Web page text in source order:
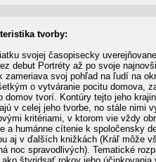
tvorby:
svojej časopisecky
debut Portréty až po svoje
zameriava svoj pohľad na ľudí na
o vytváranie pocitu domova,
domov tvorí. Kontúry tejto jeho
v celej jeho tvorbe, no stále nimi
kritériami, v ktorom vie vždy
a humánne cítenie k spoločensky
aj v ďalších knižkách (Kráľ môže
noc spravodlivých). Tematické